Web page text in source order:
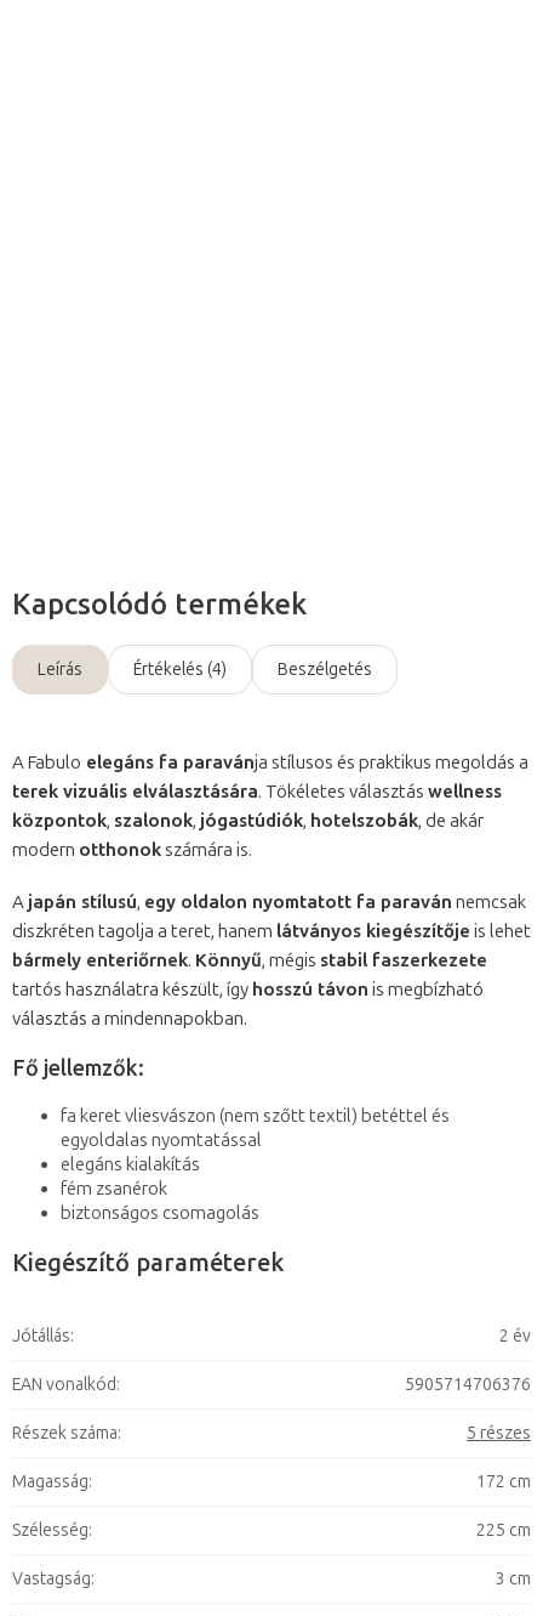
Kapcsolódó termékek
Leírás Értékelés (4) Beszélgetés
A Fabulo elegáns fa paravánja stílusos és praktikus megoldás a
terek vizuális elválasztására. Tökéletes választás wellness
központok, szalonok, jógastúdiók, hotelszobák, de akár
modern otthonokszámára is.
A japán stílusú, egy oldalon nyomtatott fa paraván nemcsak
diszkréten tagolja a teret, hanem látványos kiegészítője is lehet
bármely enteriőrnek. Könnyű, mégis stabil faszerkezete
tartós használatra készült, így hosszú távon is megbízható
választás a mindennapokban.
Fő jellemzők:
fa keret vliesvászon (nem szőtt textil) betéttel és
egyoldalas nyomtatással
elegáns kialakítás
fém zsanérok
biztonságos csomagolás
Kiegészítő paraméterek
Jótállás: 2 év
EAN vonalkód: 5905714706376
Részek száma: 5 részes
Magasság: 172 cm
Szélesség: 225 cm
Vastagság: 3 cm